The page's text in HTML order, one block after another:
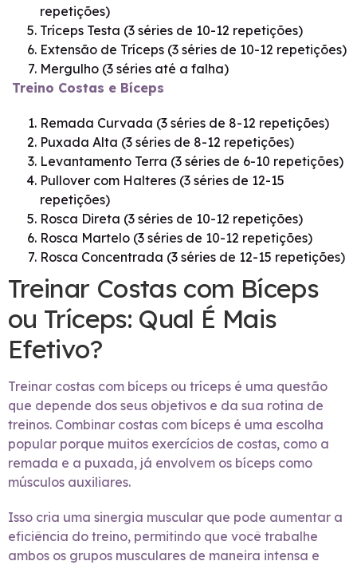
repetições)
Tríceps Testa (3 séries de 10-12 repetições)
Extensão de Tríceps (3 séries de 10-12 repetições)
Mergulho (3 séries até a falha)
Treino Costas e Bíceps
Remada Curvada (3 séries de 8-12 repetições)
Puxada Alta (3 séries de 8-12 repetições)
Levantamento Terra (3 séries de 6-10 repetições)
Pullover com Halteres (3 séries de 12-15
repetições)
Rosca Direta (3 séries de 10-12 repetições)
Rosca Martelo (3 séries de 10-12 repetições)
Rosca Concentrada (3 séries de 12-15 repetições)
Treinar Costas com Bíceps
ou Tríceps: Qual É Mais
Efetivo?
Treinar costas com bíceps ou tríceps é uma questão
que depende dos seus objetivos e da sua rotina de
treinos. Combinar costas com bíceps é uma escolha
popular porque muitos exercícios de costas, como a
remada e a puxada, já envolvem os bíceps como
músculos auxiliares.
Isso cria uma sinergia muscular que pode aumentar a
eficiência do treino, permitindo que você trabalhe
ambos os grupos musculares de maneira intensa e